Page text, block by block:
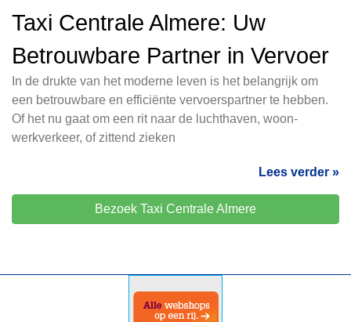
Taxi Centrale Almere: Uw
Betrouwbare Partner in Vervoer
In de drukte van het moderne leven is het belangrijk om
een betrouwbare en efficiënte vervoerspartner te hebben.
Of het nu gaat om een rit naar de luchthaven, woon-
werkverkeer, of zittend zieken
Lees verder »
Bezoek Taxi Centrale Almere